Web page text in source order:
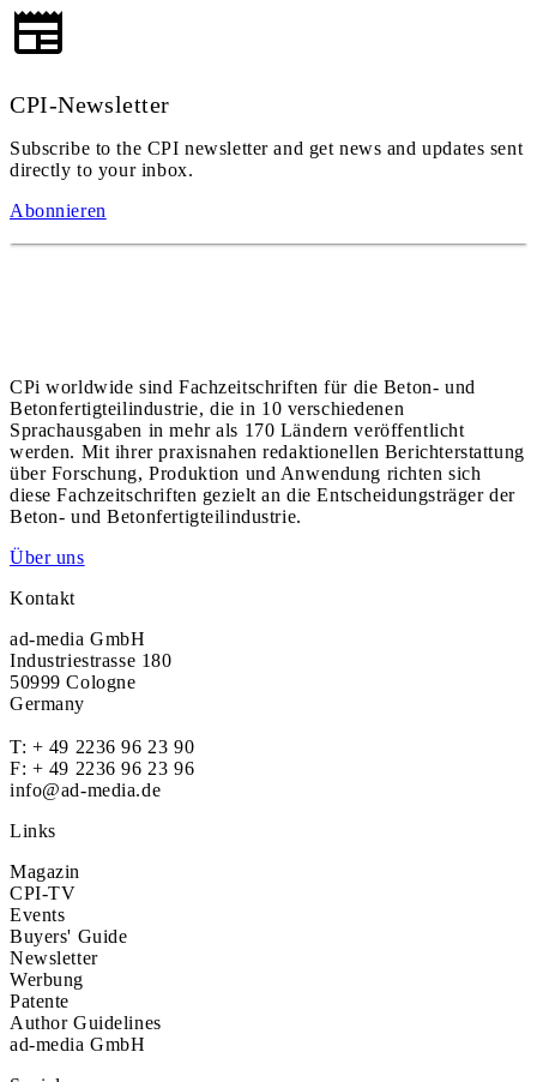
CPI-Newsletter
Subscribe to the CPI newsletter and get news and updates sent
directly to your inbox.
Abonnieren
CPi worldwide sind Fachzeitschriften für die Beton- und
Betonfertigteilindustrie, die in 10 verschiedenen
Sprachausgaben in mehr als 170 Ländern veröffentlicht
werden. Mit ihrer praxisnahen redaktionellen Berichterstattung
über Forschung, Produktion und Anwendung richten sich
diese Fachzeitschriften gezielt an die Entscheidungsträger der
Beton- und Betonfertigteilindustrie.
Über uns
Kontakt
ad-media GmbH
Industriestrasse 180
50999 Cologne
Germany
T: + 49 2236 96 23 90
F: + 49 2236 96 23 96
info@ad-media.de
Links
Magazin
CPI-TV
Events
Buyers' Guide
Newsletter
Werbung
Patente
Author Guidelines
ad-media GmbH